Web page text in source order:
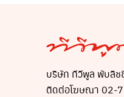
บริษัท ทีวีพูล พับลิช
ติดต่อโฆษณา 02-